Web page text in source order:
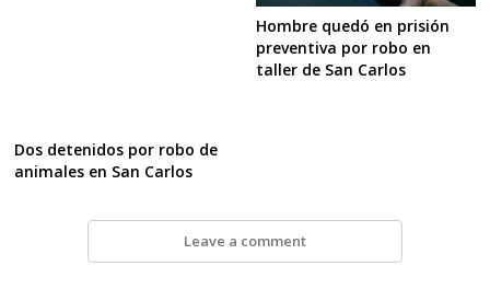
Hombre quedó en prisión
preventiva por robo en
taller de San Carlos
Dos detenidos por robo de
animales en San Carlos
Leave a comment